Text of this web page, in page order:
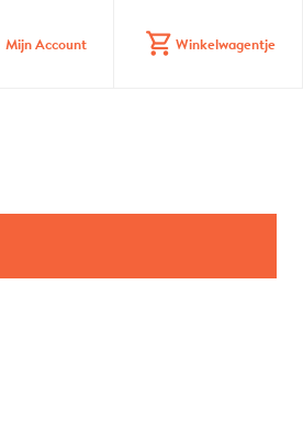
Mijn Account shopping_cart Winkelwagentje